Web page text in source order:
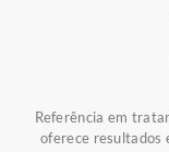
Referência em
oferece resultados